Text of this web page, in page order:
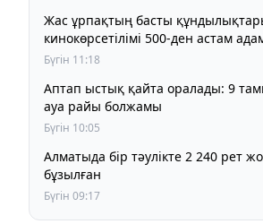
Жас ұрпақтың басты
кинокөрсетілімі 500-ден астам
Бүгін 11:18
Аптап ыстық қайта оралады: 9
ауа райы болжамы
Бүгін 10:05
Алматыда бір тәулікте 2 240 рет жол ережесі
бұзылған
Бүгін 09:17